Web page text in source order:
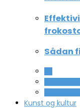
Sådan
Kunst og kultur